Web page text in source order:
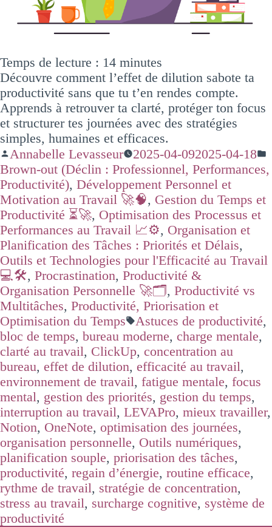
Temps de lecture : 14 minutes
Découvre comment l’effet de dilution sabote ta
productivité sans que tu t’en rendes compte.
Apprends à retrouver ta clarté, protéger ton focus
et structurer tes journées avec des stratégies
simples, humaines et efficaces.
Annabelle Levasseur
2025-04-092025-04-18
Brown-out (Déclin : Professionnel, Performances,
Productivité), Développement Personnel et
Motivation au Travail 🚀🧠, Gestion du Temps et
Productivité ⏳🚀, Optimisation des Processus et
Performances au Travail 📈⚙️, Organisation et
Planification des Tâches : Priorités et Délais,
Outils et Technologies pour l'Efficacité au Travail
💻🛠️, Procrastination, Productivité &
Organisation Personnelle 🚀🗂️, Productivité vs
Multitâches, Productivité, Priorisation et
Optimisation du Temps
Astuces de productivité,
bloc de temps, bureau moderne, charge mentale,
clarté au travail, ClickUp, concentration au
bureau, effet de dilution, efficacité au travail,
environnement de travail, fatigue mentale, focus
mental, gestion des priorités, gestion du temps,
interruption au travail, LEVAPro, mieux travailler,
Notion, OneNote, optimisation des journées,
organisation personnelle, Outils numériques,
planification souple, priorisation des tâches,
productivité, regain d’énergie, routine efficace,
rythme de travail, stratégie de concentration,
stress au travail, surcharge cognitive, système de
productivité